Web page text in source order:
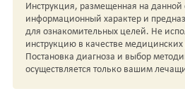
Инструкция, размещенная на данной
информационный характер и
для ознакомительных целей. Не
инструкцию в качестве
Постановка диагноза и выбор
осуществляется только вашим